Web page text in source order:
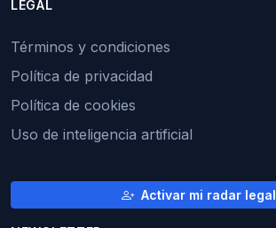
LEGAL
Términos y condiciones
Política de privacidad
Política de cookies
Uso de inteligencia artificial
Activar mi radar legal